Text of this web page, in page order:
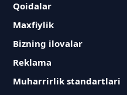
Qoidalar
Maxfiylik
Bizning ilovalar
Reklama
Muharrirlik standartlari